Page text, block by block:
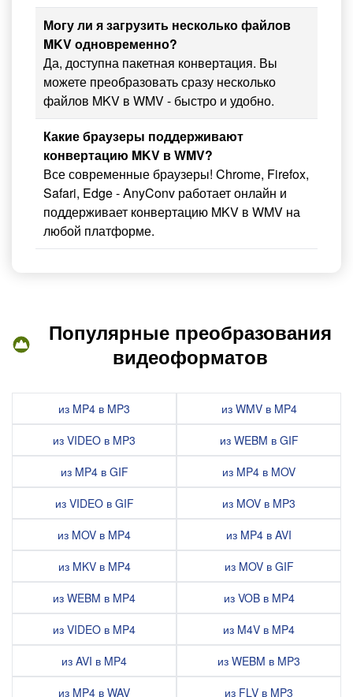
Могу ли я загрузить несколько файлов
MKV одновременно?
Да, доступна пакетная конвертация. Вы
можете преобразовать сразу несколько
файлов MKV в WMV - быстро и удобно.
Какие браузеры поддерживают
конвертацию MKV в WMV?
Все современные браузеры! Chrome, Firefox,
Safari, Edge - AnyConv работает онлайн и
поддерживает конвертацию MKV в WMV на
любой платформе.
Популярные преобразования
видеоформатов
из MP4 в MP3
из VIDEO в MP3
из MP4 в GIF
из VIDEO в GIF
из MOV в MP4
из MKV в MP4
из WEBM в MP4
из VIDEO в MP4
из AVI в MP4
из MP4 в WAV
из WMV в MP4
из WEBM в GIF
из MP4 в MOV
из MOV в MP3
из MP4 в AVI
из MOV в GIF
из VOB в MP4
из M4V в MP4
из WEBM в MP3
из FLV в MP3